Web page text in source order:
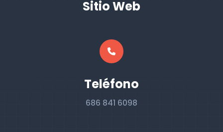
Sitio Web
Teléfono
686 841 6098